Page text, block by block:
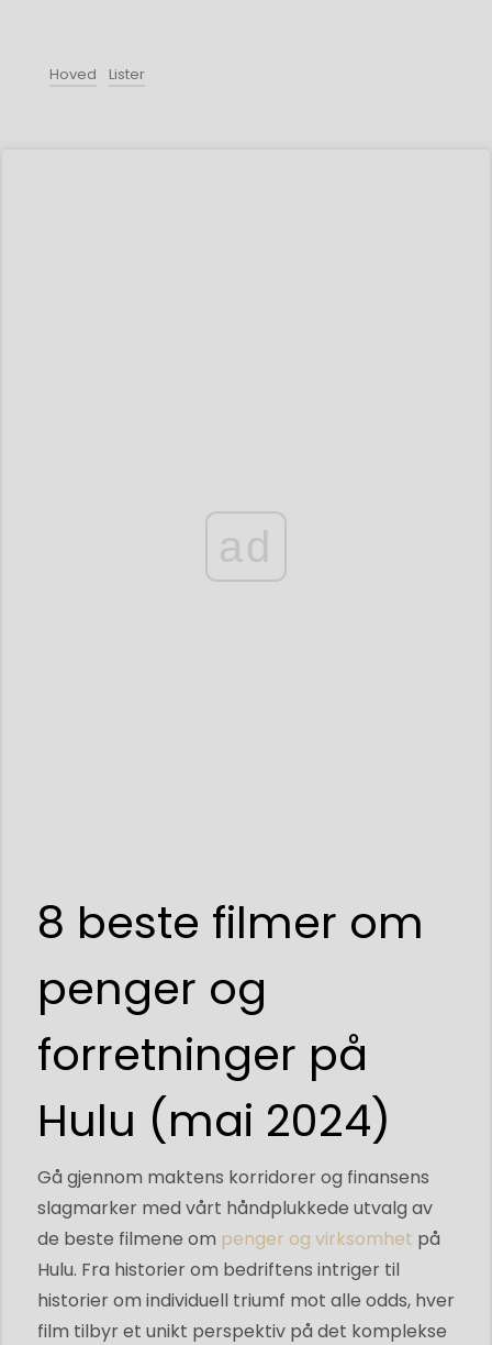
Hoved Lister
ad
8 beste filmer om
penger og
forretninger på
Hulu (mai 2024)
Gå gjennom maktens korridorer og finansens
slagmarker med vårt håndplukkede utvalg av
de beste filmene om penger og virksomhet på
Hulu. Fra historier om bedriftens intriger til
historier om individuell triumf mot alle odds, hver
film tilbyr et unikt perspektiv på det komplekse